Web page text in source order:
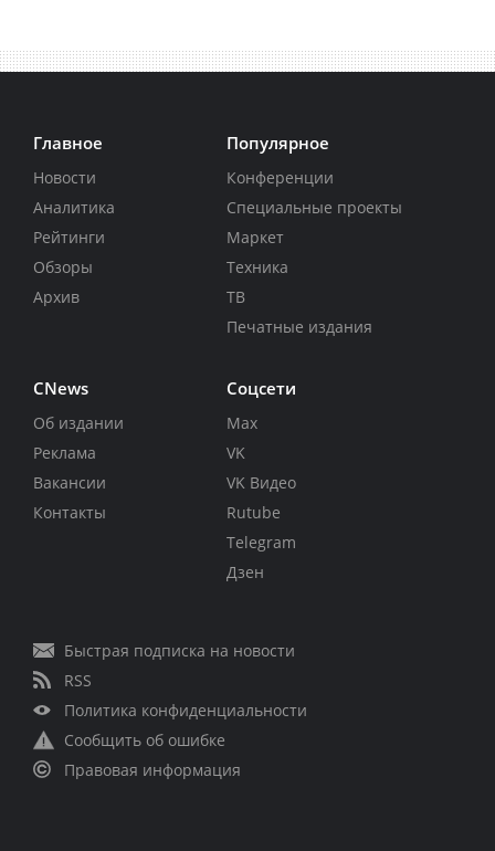
Главное
Новости
Аналитика
Рейтинги
Обзоры
Архив
Популярное
Конференции
Специальные проекты
Маркет
Техника
ТВ
Печатные издания
CNews
Об издании
Реклама
Вакансии
Контакты
Соцсети
Max
VK
VK Видео
Rutube
Telegram
Дзен
Быстрая подписка на новости
RSS
Политика конфиденциальности
Сообщить об ошибке
Правовая информация